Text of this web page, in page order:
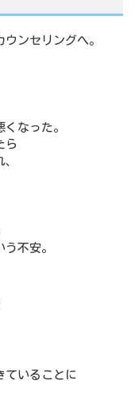
ンセリングへ。
なった。
ら
不安。
ていることに